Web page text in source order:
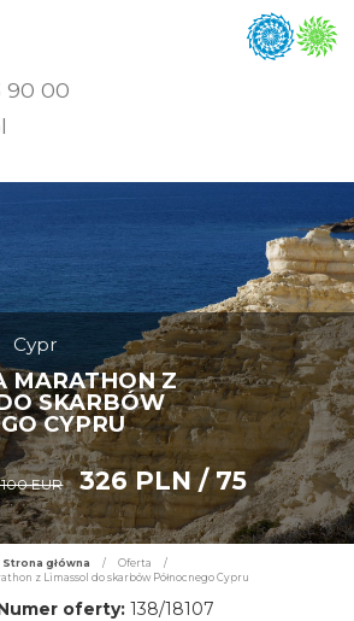
90 00
Cypr
MARATHON Z
SKARBÓW
CYPRU
EUR
326 PLN / 75
Strona główna / Oferta
/
z Limassol do skarbów Północnego Cypru
oferty:138/18107